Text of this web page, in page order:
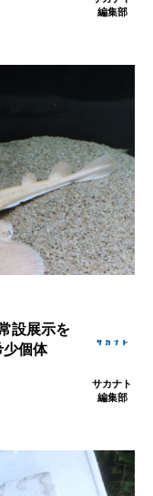
スト
ドネシア
オオカミウオ
オワンクラゲ
編集部
設展示を
個体
サカナト
編集部